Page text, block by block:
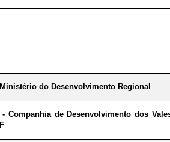
do Desenvolvimento Regional
- Companhia de Desenvolvimento dos